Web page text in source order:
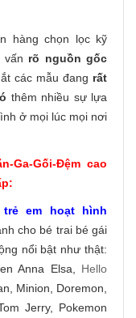
hàng chọn lọc kỹ
vấn rõ nguồn gốc
các mẫu đang rất
thêm nhiều sự lựa
ở mọi lúc mọi nơi
Ga-Gối-Đệm cao
em hoạt hình
cho bé trai bé gái
nổi bật như thật:
Anna Elsa, Hello
Minion, Doremon,
Jerry, Pokemon